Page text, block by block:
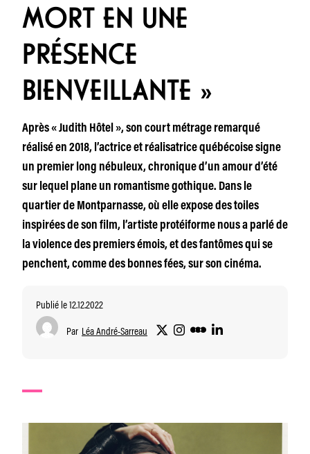
MORT EN UNE
PRÉSENCE
BIENVEILLANTE »
Après « Judith Hôtel », son court métrage remarqué
réalisé en 2018, l’actrice et réalisatrice québécoise signe
un premier long nébuleux, chronique d’un amour d’été
sur lequel plane un romantisme gothique. Dans le
quartier de Montparnasse, où elle expose des toiles
inspirées de son film, l’artiste protéiforme nous a parlé de
la violence des premiers émois, et des fantômes qui se
penchent, comme des bonnes fées, sur son cinéma.
Publié le 12.12.2022
Par Léa André-Sarreau